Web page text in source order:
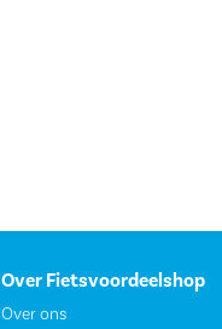
Over Fietsvoordeelshop
Over ons